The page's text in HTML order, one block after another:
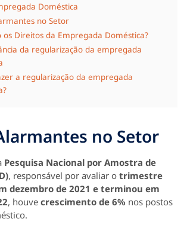
Doméstica
no Setor
os Direitos da Empregada Doméstica?
da regularização da empregada
a regularização da empregada
no Setor
Pesquisa Nacional por Amostra de
, responsável por avaliar o trimestre
dezembro de 2021 e terminou em
, houve crescimento de 6% nos postos